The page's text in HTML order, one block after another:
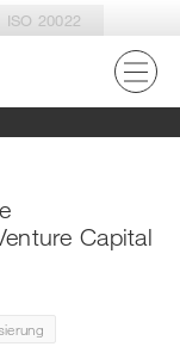
ISO 20022
Capital